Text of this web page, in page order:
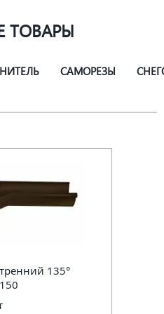
ТОВАРЫ
САМОРЕЗЫ
135°